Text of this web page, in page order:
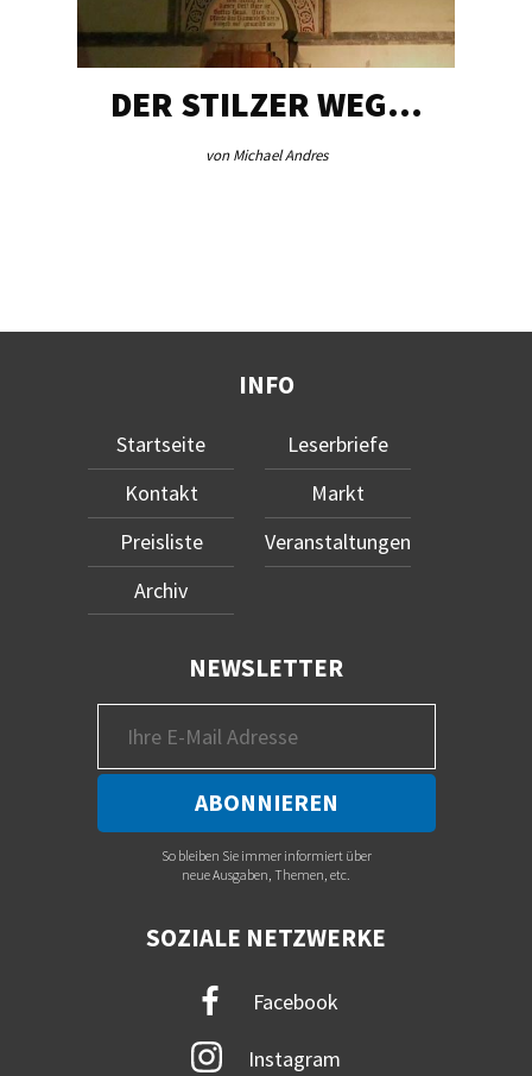
DER STILZER WEG…
von Michael Andres
INFO
Startseite
Kontakt
Preisliste
Archiv
Leserbriefe
Markt
Veranstaltungen
NEWSLETTER
So bleiben Sie immer informiert über
neue Ausgaben, Themen, etc.
SOZIALE NETZWERKE
Facebook
Instagram